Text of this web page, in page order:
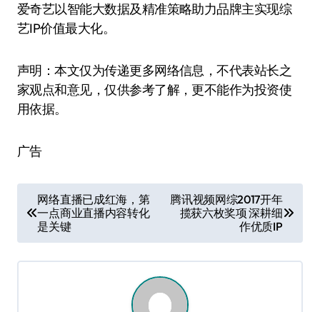
爱奇艺以智能大数据及精准策略助力品牌主实现综
艺IP价值最大化。
声明：本文仅为传递更多网络信息，不代表站长之
家观点和意见，仅供参考了解，更不能作为投资使
用依据。
广告
章
导
航
网络直播已成红海，第
一点商业直播内容转化
是关键
腾讯视频网综2017开年
揽获六枚奖项 深耕细
作优质IP